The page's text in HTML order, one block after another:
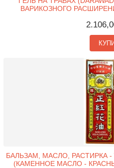
ВАРИКОЗНОГО
БАЛЬЗАМ, МАСЛО, РАСТИРКА -
(КАМЕННОЕ МАСЛО -